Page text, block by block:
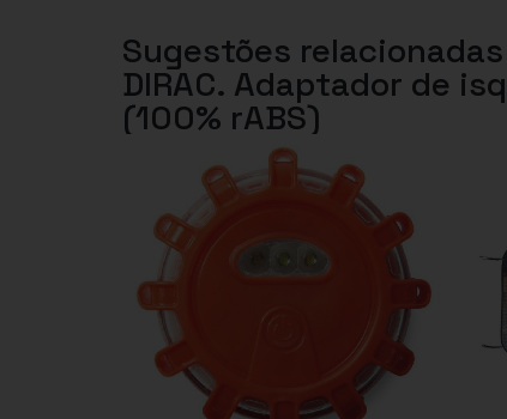
Sugestões
DIRAC. Adaptador de
(100% rABS)